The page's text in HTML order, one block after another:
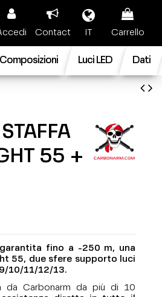
Contact IT Carrello
Composizioni Luci LED Dati
55 +
fino a -250 m, una
55, due sfere supporto luci
10/11/12/13.
da Carbonarm da più di 10